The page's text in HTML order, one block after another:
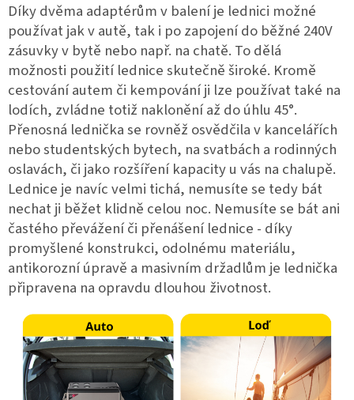
Díky dvěma adaptérům v balení je lednici možné
používat jak v autě, tak i po zapojení do běžné 240V
zásuvky v bytě nebo např. na chatě. To dělá
možnosti použití lednice skutečně široké. Kromě
cestování autem či kempování ji lze používat také na
lodích, zvládne totiž naklonění až do úhlu 45°.
Přenosná lednička se rovněž osvědčila v kancelářích
nebo studentských bytech, na svatbách a rodinných
oslavách, či jako rozšíření kapacity u vás na chalupě.
Lednice je navíc velmi tichá, nemusíte se tedy bát
nechat ji běžet klidně celou noc. Nemusíte se bát ani
častého převážení či přenášení lednice - díky
promyšlené konstrukci, odolnému materiálu,
antikorozní úpravě a masivním držadlům je lednička
připravena na opravdu dlouhou životnost.